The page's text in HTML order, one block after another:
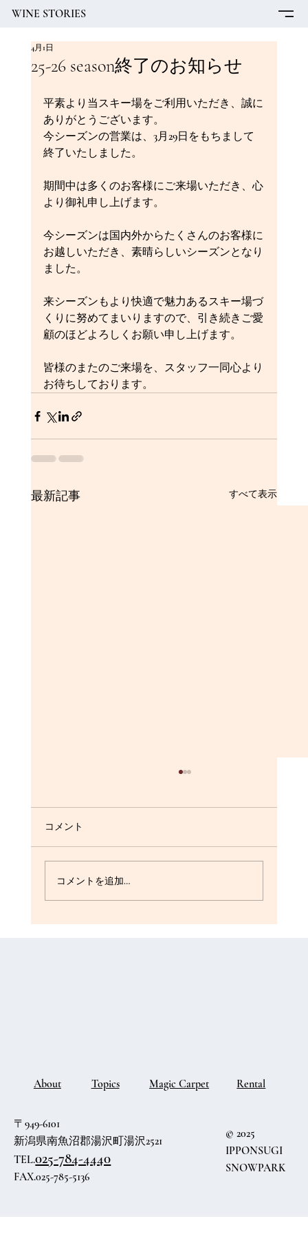
WINE STORIES
25-26 season終了のお知らせ
4月1日
平素より当スキー場をご利用いただき、誠に
ありがとうございます。
今シーズンの営業は、3月29日をもちまして
終了いたしました。
期間中は多くのお客様にご来場いただき、心
より御礼申し上げます。
今シーズンは国内外からたくさんのお客様に
お越しいただき、素晴らしいシーズンとなり
ました。
来シーズンもより快適で魅力あるスキー場づ
くりに努めてまいりますので、引き続きご愛
顧のほどよろしくお願い申し上げます。
皆様のまたのご来場を、スタッフ一同心より
お待ちしております。
最新記事 すべて表示
ます。 この雪でOPENできることを期待しま
す！！ 皆さまもう少々、OPENまでお待ちくだ
さいませ。。。
コメント
コメントを追加…
〒949-6101
新潟県南魚沼郡湯沢町湯沢2521
TEL.025-784-4440
FAX.025-785-5136
About Topics Magic Carpet Rental
© 2025
IPPONSUGI
SNOWPARK